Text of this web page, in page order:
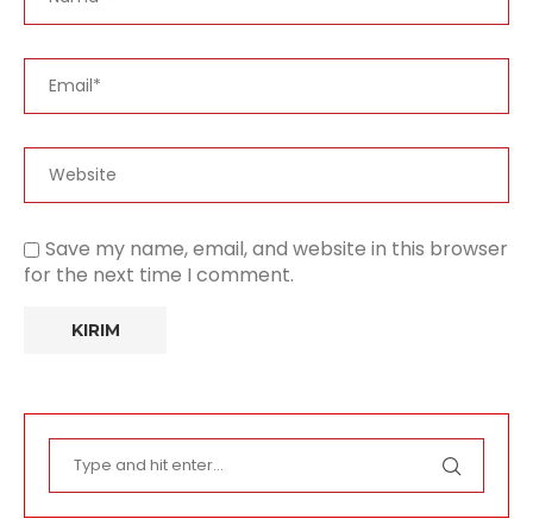
Save my name, email, and website in this browser
for the next time I comment.